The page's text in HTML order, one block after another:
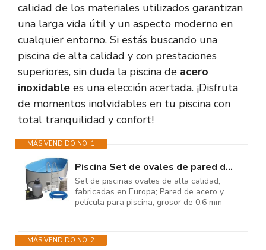
calidad de los materiales utilizados garantizan
una larga vida útil y un aspecto moderno en
cualquier entorno. Si estás buscando una
piscina de alta calidad y con prestaciones
superiores, sin duda la piscina de acero
inoxidable es una elección acertada. ¡Disfruta
de momentos inolvidables en tu piscina con
total tranquilidad y confort!
MÁS VENDIDO NO. 1
Piscina Set de ovales de pared de acero inoxidable (5,25 m x 3,20 m x 1,20...
Set de piscinas ovales de alta calidad,
fabricadas en Europa; Pared de acero y
película para piscina, grosor de 0,6 mm
MÁS VENDIDO NO. 2